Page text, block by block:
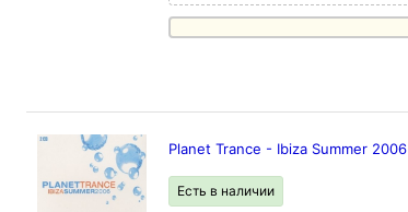
Planet Trance - Ibiza Summer 2006
Есть в наличии